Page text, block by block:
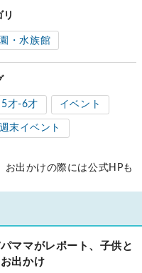
リ
・水族館
5才-6才 イベント
週末イベント
出かけの際には公式HPも
ママがレポート、子供と
出かけ